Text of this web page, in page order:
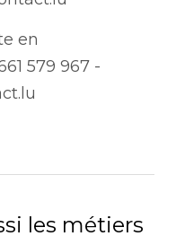
en
579 967 -
les métiers